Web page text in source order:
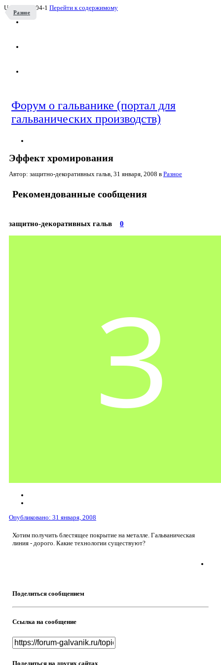
UA-55536904-1 Перейти к содержимому
Разное
Форум о гальванике (портал для
гальванических производств)
Эффект хромирования
Автор: защитно-декоративных гальв, 31 января, 2008 в Разное
Рекомендованные сообщения
защитно-декоративных гальв 0
Опубликовано: 31 января, 2008
Хотим получить блестящее покрытие на металле. Гальваническая
линия - дорого. Какие технологии существуют?
Поделиться сообщением
Ссылка на сообщение
Поделиться на других сайтах